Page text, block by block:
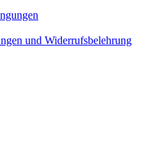
und Widerrufsbelehrung